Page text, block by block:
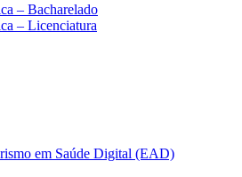
– Bacharelado
– Licenciatura
em Saúde Digital (EAD)